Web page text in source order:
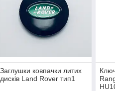
Заглушки ковпачки литих
дисків Land Rover тип1